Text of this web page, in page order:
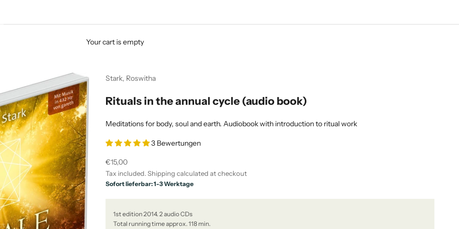
Your cart is empty
Stark, Roswitha
Rituals in the annual cycle (audio book)
Meditations for body, soul and earth. Audiobook with introduction to ritual work
3 Bewertungen
Sale price
€15,00
Tax included. Shipping calculated at checkout
Sofort lieferbar: 1-3 Werktage
1st edition 2014. 2 audio CDs
Total running time approx. 118 min.